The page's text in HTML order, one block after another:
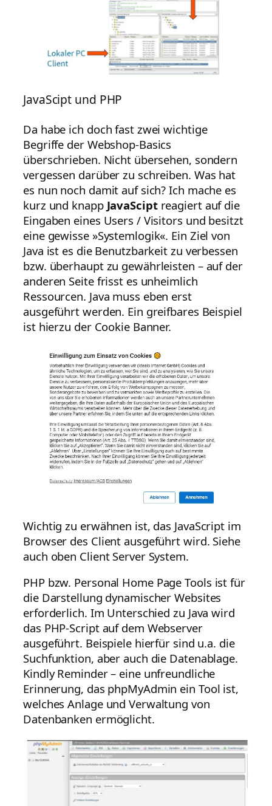
JavaScipt und PHP
Da habe ich doch fast zwei wichtige
Begriffe der Webshop-Basics
überschrieben. Nicht übersehen, sondern
vergessen darüber zu schreiben. Was hat
es nun noch damit auf sich? Ich mache es
kurz und knapp JavaSciptreagiert auf die
Eingaben eines Users / Visitors und besitzt
eine gewisse »Systemlogik«. Ein Ziel von
Java ist es die Benutzbarkeit zu verbessen
bzw. überhaupt zu gewährleisten – auf der
anderen Seite frisst es unheimlich
Ressourcen. Java muss eben erst
ausgeführt werden. Ein greifbares Beispiel
ist hierzu der Cookie Banner.
Wichtig zu erwähnen ist, das JavaScript im
Browser des Client ausgeführt wird. Siehe
auch oben Client Server System.
PHP bzw. Personal Home Page Tools ist für
die Darstellung dynamischer Websites
erforderlich. Im Unterschied zu Java wird
das PHP-Script auf dem Webserver
ausgeführt. Beispiele hierfür sind u.a. die
Suchfunktion, aber auch die Datenablage.
Kindly Reminder – eine unfreundliche
Erinnerung, das phpMyAdmin ein Tool ist,
welches Anlage und Verwaltung von
Datenbanken ermöglicht.